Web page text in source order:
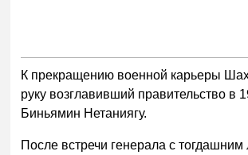
К прекращению военной карьеры
руку возглавивший правительство в
Биньямин Нетаниягу.
После встречи генерала с